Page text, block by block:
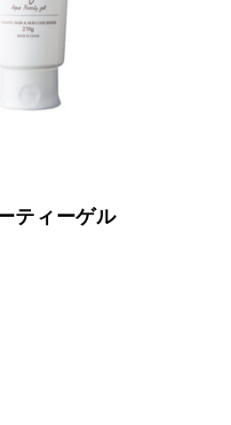
ティーゲル